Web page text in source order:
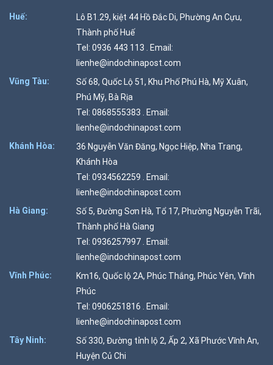
Huế:
Lô B1.29, kiệt 44 Hồ Đắc Di, Phường An Cựu,
Thành phố Huế
Tel: 0936 443 113 . Email:
lienhe@indochinapost.com
Vũng Tàu:
Số 68, Quốc Lộ 51, Khu Phố Phú Hà, Mỹ Xuân,
Phú Mỹ, Bà Rịa
Tel: 0868555383 . Email:
lienhe@indochinapost.com
Khánh Hòa:
36 Nguyễn Văn Đăng, Ngọc Hiệp, Nha Trang,
Khánh Hòa
Tel: 0934562259 . Email:
lienhe@indochinapost.com
Hà Giang:
Số 5, Đường Sơn Hà, Tổ 17, Phường Nguyễn Trãi,
Thành phố Hà Giang
Tel: 0936257997 . Email:
lienhe@indochinapost.com
Vĩnh Phúc:
Km16, Quốc lộ 2A, Phúc Thắng, Phúc Yên, Vĩnh
Phúc
Tel: 0906251816 . Email:
lienhe@indochinapost.com
Tây Ninh:
Số 330, Đường tỉnh lộ 2, Ấp 2, Xã Phước Vĩnh An,
Huyện Củ Chi